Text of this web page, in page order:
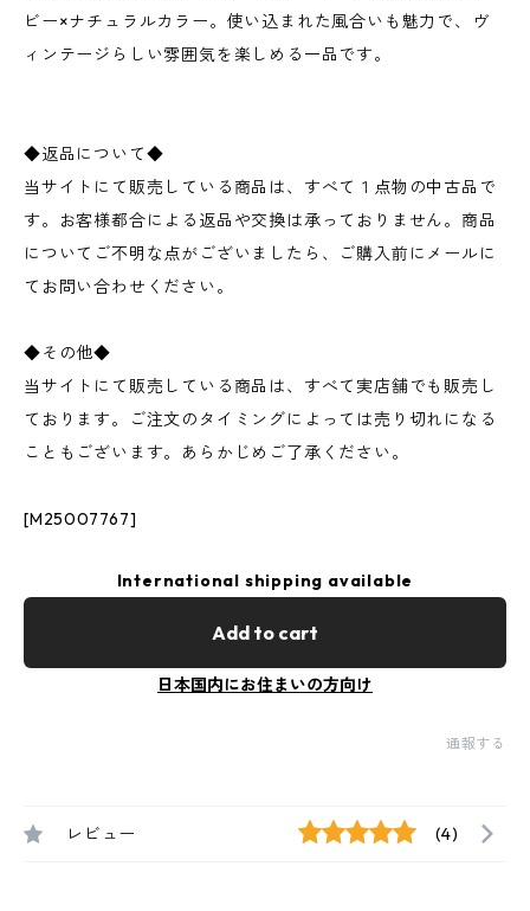
ビー×ナチュラルカラー。使い込まれた風合いも魅力で、ヴ
ィンテージらしい雰囲気を楽しめる一品です。
◆返品について◆
当サイトにて販売している商品は、すべて１点物の中古品で
す。お客様都合による返品や交換は承っておりません。商品
についてご不明な点がございましたら、ご購入前にメールに
てお問い合わせください。
◆その他◆
当サイトにて販売している商品は、すべて実店舗でも販売し
ております。ご注文のタイミングによっては売り切れになる
こともございます。あらかじめご了承ください。
[M25007767]
International shipping available
Add to cart
日本国内にお住まいの方向け
通報する
レビュー (4)